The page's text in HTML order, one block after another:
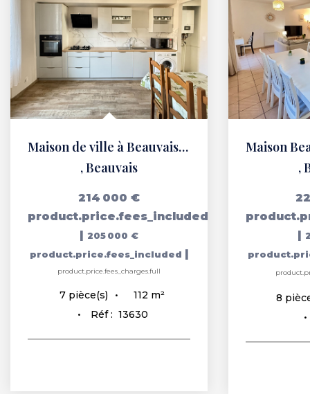
Maison de ville à Beauvais avec 5 chambres.
,Beauvais
214 000 €
product.price.fees_included
| 205 000 €
product.price.fees_included |
product.price.fees_charges.full
7 pièce(s) 112 m²
Réf : 13630
,
|
8